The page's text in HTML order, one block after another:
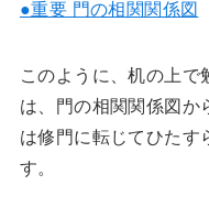
●重要 門の相関関係図
このように、机の上
は、門の相関関係図
は修門に転じてひたす
す。